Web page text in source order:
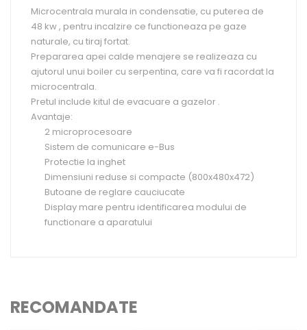
Microcentrala murala in condensatie, cu puterea de
48 kw , pentru incalzire ce functioneaza pe gaze
naturale, cu tiraj fortat.
Prepararea apei calde menajere se realizeaza cu
ajutorul unui boiler cu serpentina, care va fi racordat la
microcentrala.
Pretul include kitul de evacuare a gazelor .
Avantaje:
2 microprocesoare
Sistem de comunicare e-Bus
Protectie la inghet
Dimensiuni reduse si compacte (800x480x472)
Butoane de reglare cauciucate
Display mare pentru identificarea modului de
functionare a aparatului
RECOMANDATE